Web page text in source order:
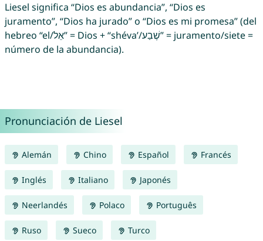
Liesel significa “Dios es abundancia”, “Dios es
juramento”, “Dios ha jurado” o “Dios es mi promesa” (del
hebreo “el/אֵל” = Dios + “shéva’/שֶׁבַע” = juramento/siete =
número de la abundancia).
Pronunciación de Liesel
Alemán Chino Español Francés
Inglés Italiano Japonés
Neerlandés Polaco Português
Ruso Sueco Turco